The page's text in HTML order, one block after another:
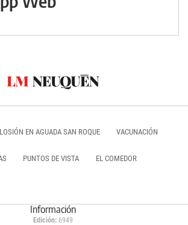
EN AGUADA SAN ROQUE VACUNACIÓN
PUNTOS DE VISTA EL COMEDOR
Información
Edición: 6949